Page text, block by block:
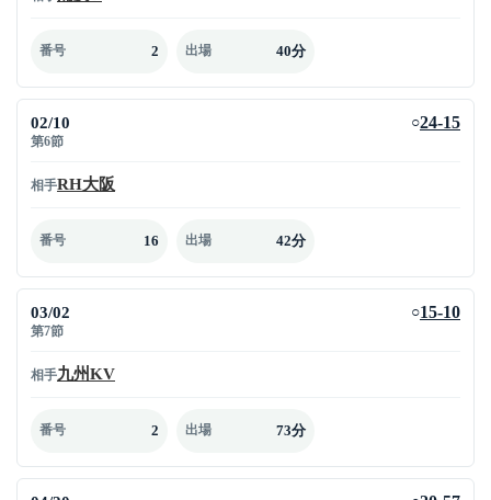
番号 2 出場 40分
02/10
第6節
○24-15
相手RH大阪
番号 16 出場 42分
03/02
第7節
○15-10
相手九州KV
番号 2 出場 73分